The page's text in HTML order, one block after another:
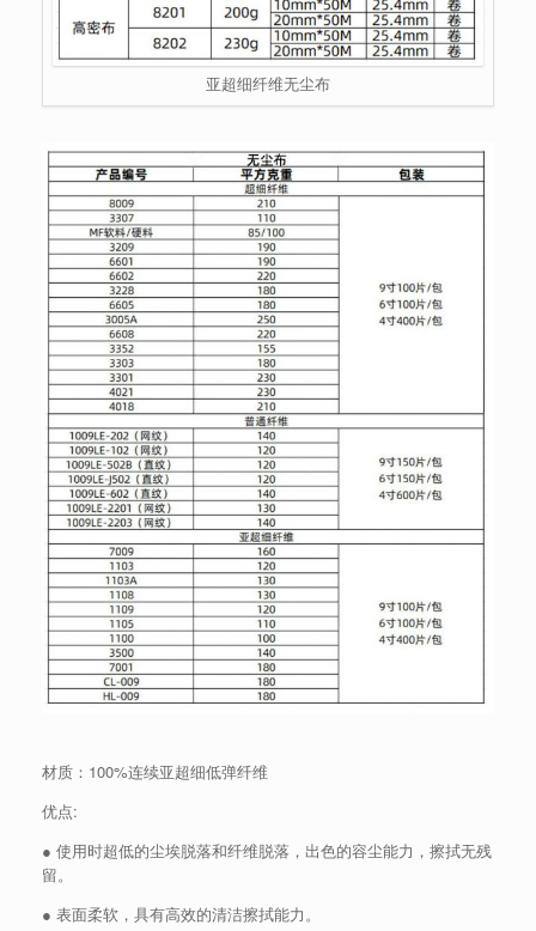
亚超细纤维无尘布
材质：100%连续亚超细低弹纤维
优点:
● 使用时超低的尘埃脱落和纤维脱落，出色的容尘能力，擦拭无残
留。
● 表面柔软，具有高效的清洁擦拭能力。